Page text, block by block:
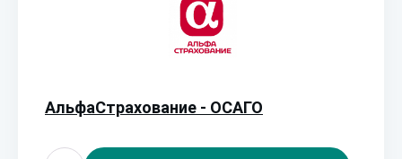
АльфаСтрахование - ОСАГО